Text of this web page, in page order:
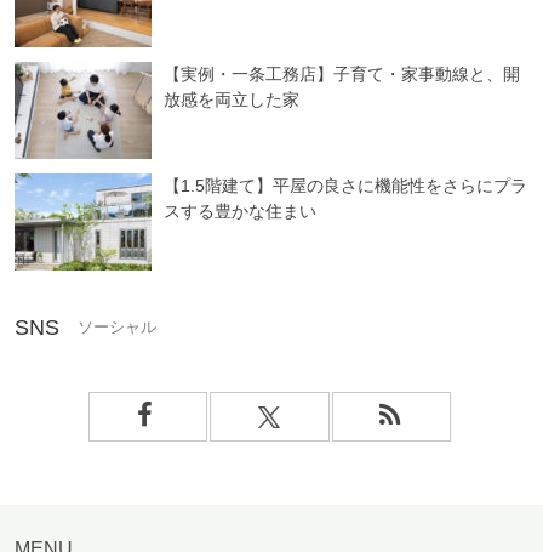
【実例・一条工務店】子育て・家事動線と、開
放感を両立した家
【1.5階建て】平屋の良さに機能性をさらにプラ
スする豊かな住まい
SNS